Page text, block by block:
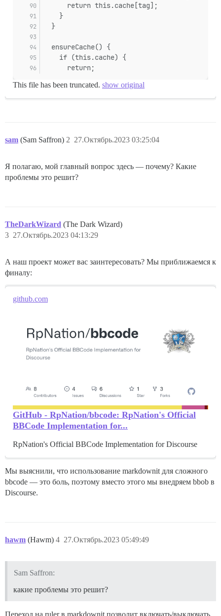
      return this.cache[tag];
    }
  }
  ensureCache() {
    if (this.cache) {
      return;
This file has been truncated. show original
sam (Sam Saffron) 27.Октябрь.2023 03:25:04
2
Я полагаю, мой главный вопрос здесь — почему? Какие
проблемы это решит?
TheDarkWizard (The Dark Wizard)
27.Октябрь.2023 04:13:29
3
А наш проект может вас заинтересовать? Мы приближаемся к
финалу:
github.com
GitHub - RpNation/bbcode: RpNation's Official
BBCode Implementation for...
RpNation's Official BBCode Implementation for Discourse
Мы выяснили, что использование markdownit для сложного
bbcode — это боль, поэтому вместо этого мы внедряем bbob в
Discourse.
hawm (Hawm) 27.Октябрь.2023 05:49:49
4
Sam Saffron:
какие проблемы это решит?
Переход на ruler в markdownit позволит включать/выключать